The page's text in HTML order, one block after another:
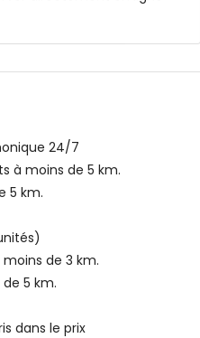
de la villa)
villa)
de la villa)
24/7
à moins de 5 km.
5 km.
de 3 km.
5 km.
dans le prix